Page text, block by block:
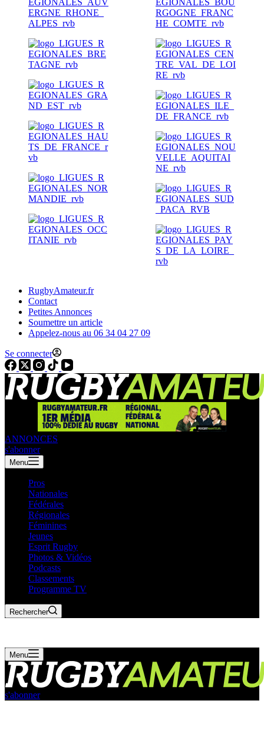
RugbyAmateur.fr
Contact
Petites Annonces
Soumettre un article
Appelez-nous au 06 34 04 27 09
Se connecter
ANNONCES
s'abonner
Menu
Pros
Nationales
Fédérales
Régionales
Féminines
Jeunes
Esprit Rugby
Photos & Vidéos
Podcasts
Classements
Programme TV
Rechercher
Menu
s'abonner